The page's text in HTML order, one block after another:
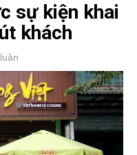
sự kiện khai
khách